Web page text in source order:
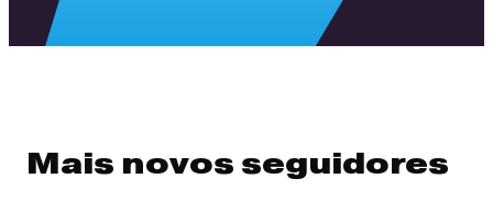
Mais novos seguidores